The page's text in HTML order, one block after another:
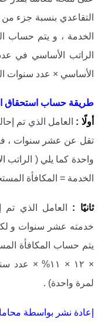
التقاعدي بنسبة جزء
الخدمة ، و يتم
الراتب الأساسي في
الأساسي × عدد سنوات الخدمة /٤٠ =
طريقة حساب استحقاق
أولًا : العامل الذي تم
تقل عن عشر سنوات ،
الخدمة = المكافأة
ثانيًا : العامل الذي
يتم حساب المكافأة
× ١٢ × ١١% ×
لمرة واحدة) .
إعادة نشر بواسطة